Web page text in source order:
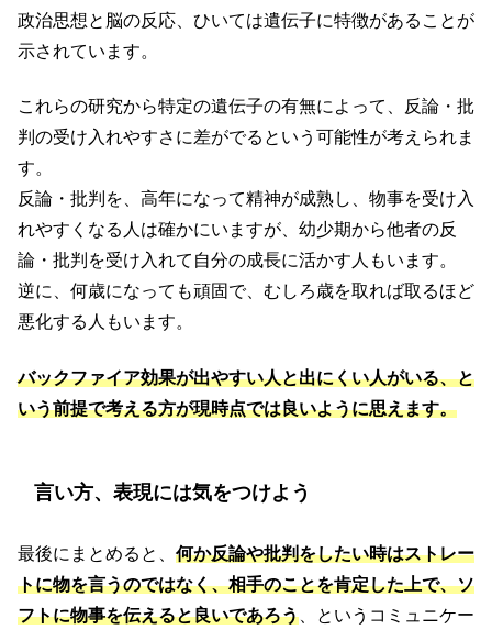
政治思想と脳の反応、ひいては遺伝子に特徴があることが
示されています。
これらの研究から特定の遺伝子の有無によって、反論・批
判の受け入れやすさに差がでるという可能性が考えられま
す。
反論・批判を、高年になって精神が成熟し、物事を受け入
れやすくなる人は確かにいますが、幼少期から他者の反
論・批判を受け入れて自分の成長に活かす人もいます。
逆に、何歳になっても頑固で、むしろ歳を取れば取るほど
悪化する人もいます。
バックファイア効果が出やすい人と出にくい人がいる、と
いう前提で考える方が現時点では良いように思えます。
言い方、表現には気をつけよう
最後にまとめると、 何か反論や批判をしたい時はストレー
トに物を言うのではなく、相手のことを肯定した上で、ソ
フトに物事を伝えると良いであろう、というコミュニケー